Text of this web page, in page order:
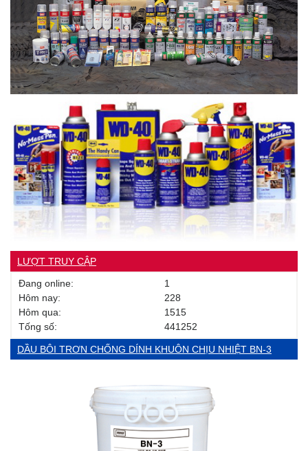
LƯỢT TRUY CẬP
Đang online:
1
Hôm nay:
228
Hôm qua:
1515
Tống số:
441252
DẦU BÔI TRƠN CHỐNG DÍNH KHUÔN CHỊU NHIỆT BN-3